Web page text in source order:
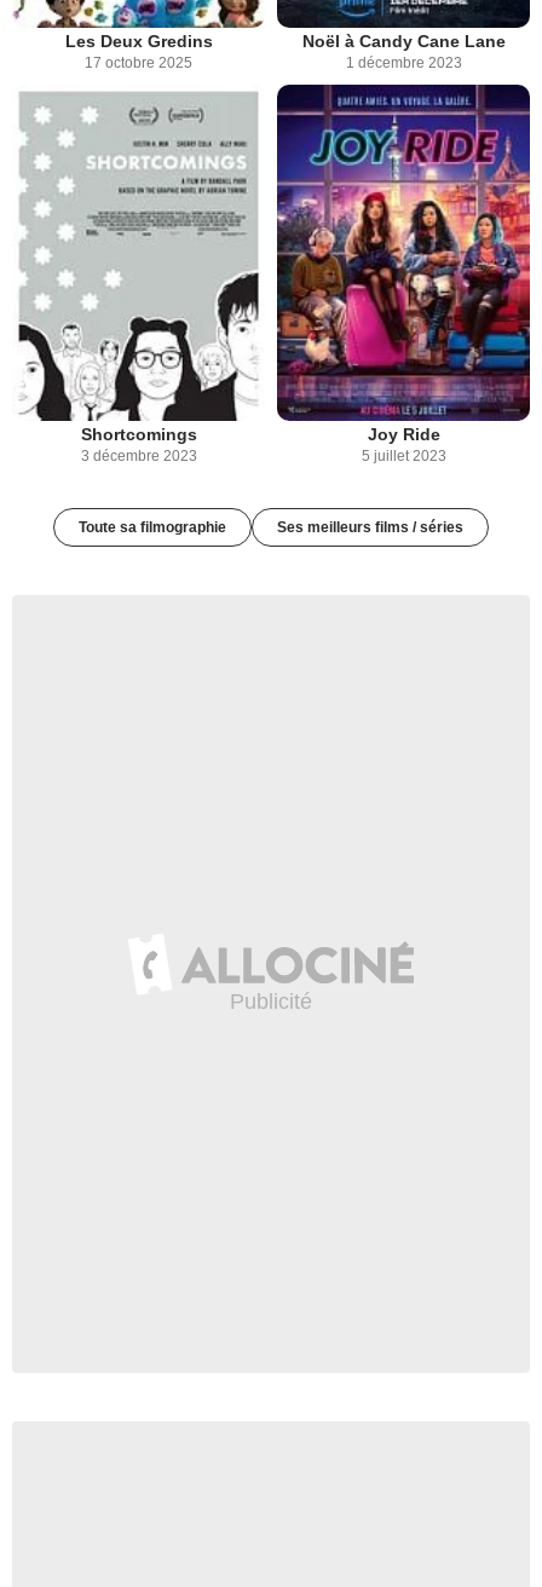
Les Deux Gredins
17 octobre 2025
Noël à Candy Cane Lane
1 décembre 2023
Shortcomings
3 décembre 2023
Joy Ride
5 juillet 2023
Toute sa filmographie Ses meilleurs films / séries